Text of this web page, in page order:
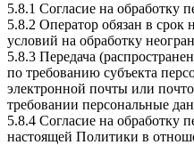
5.8.1 Согласие на обработку
5.8.2 Оператор обязан в срок
условий на обработку
5.8.3 Передача
по требованию субъекта
электронной почты или
требовании персональные
5.8.4 Согласие на обработку
настоящей Политики в